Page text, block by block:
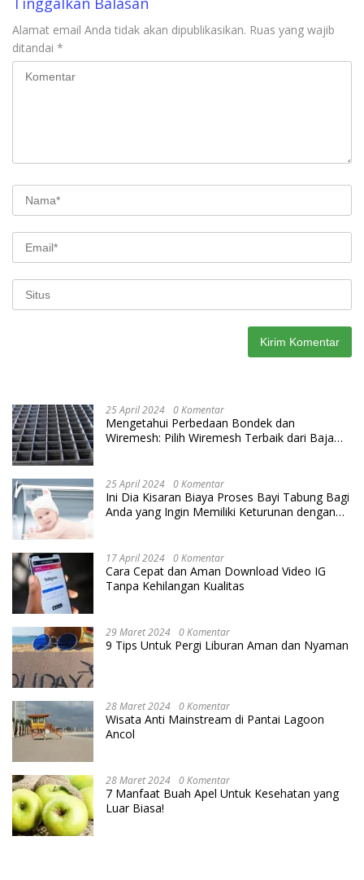
Alamat email Anda tidak akan dipublikasikan. Ruas yang wajib
ditandai *
25 April 2024 0 Komentar
Mengetahui Perbedaan Bondek dan
Wiremesh: Pilih Wiremesh Terbaik dari Baja
25 April 2024 0 Komentar
Ini Dia Kisaran Biaya Proses Bayi Tabung Bagi
Anda yang Ingin Memiliki Keturunan dengan
17 April 2024 0 Komentar
Cara Cepat dan Aman Download Video IG
Tanpa Kehilangan Kualitas
29 Maret 2024 0 Komentar
9 Tips Untuk Pergi Liburan Aman dan Nyaman
28 Maret 2024 0 Komentar
Wisata Anti Mainstream di Pantai Lagoon
Ancol
28 Maret 2024 0 Komentar
7 Manfaat Buah Apel Untuk Kesehatan yang
Luar Biasa!